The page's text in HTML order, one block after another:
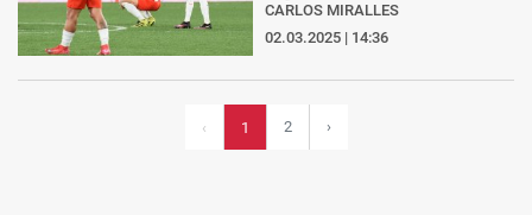
CARLOS MIRALLES
02.03.2025 | 14:36
‹ 1 2 ›